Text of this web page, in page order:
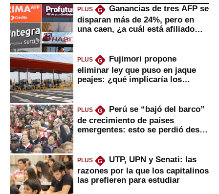
PLUS G
Ganancias de tres AFP se
disparan más de 24%, pero en
una caen, ¿a cuál está afiliado
PLUS G
Fujimori propone
eliminar ley que puso en jaque
peajes: ¿qué implicaría los
PLUS G
Perú se “bajó del barco”
de crecimiento de países
emergentes: esto se perdió desde
PLUS G
UTP, UPN y Senati: las
razones por la que los capitalinos
las prefieren para estudiar